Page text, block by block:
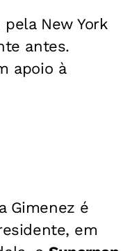
New York
antes.
apoio à
Gimenez é
em